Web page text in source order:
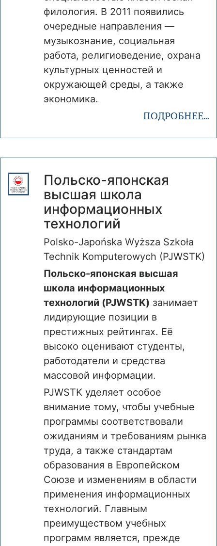
филология. В 2011 появились
очередные направления —
музыкознание, социальная
работа, религиоведение, охрана
культурных ценностей и
окружающей среды, а также
экономика.
ПОДРОБНЕЕ...
Польско-японская
высшая школа
информационных
технологий
Polsko-Japońska Wyższa Szkoła
Technik Komputerowych (PJWSTK)
Польско-японская высшая
школа информационных
технологий (PJWSTK) занимает
лидирующие позиции в
престижных рейтингах. Её
высоко оценивают студенты,
работодатели и средства
массовой информации.
PJWSTK уделяет особое
внимание тому, чтобы учебные
программы соответствовали
ожиданиям и требованиям рынка
труда, а также стандартам
образования в Европейском
Союзе и изменениям в области
применения информационных
технологий. Главным
преимуществом учебных
программ является, прежде